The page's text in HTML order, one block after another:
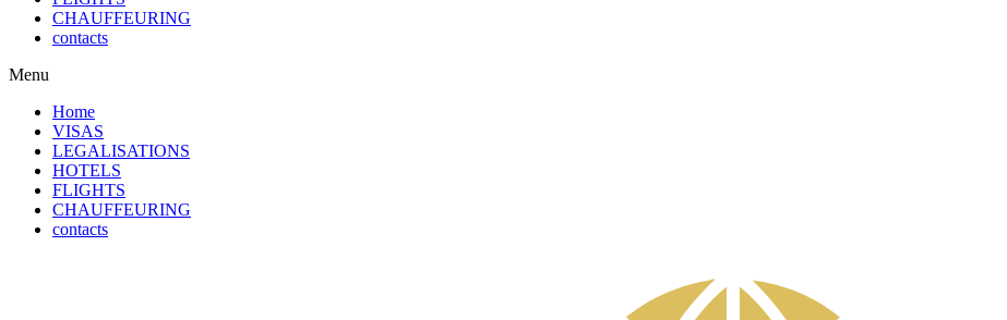
CHAUFFEURING
contacts
Menu
Home
VISAS
LEGALISATIONS
HOTELS
FLIGHTS
CHAUFFEURING
contacts